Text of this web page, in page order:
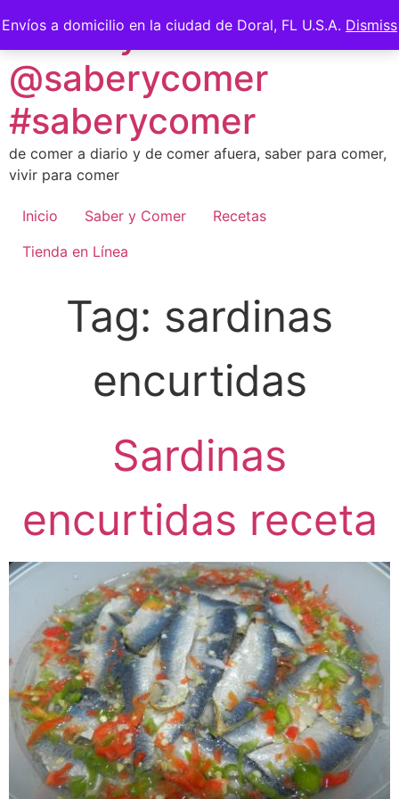
Envíos a domicilio en la ciudad de Doral, FL U.S.A. Dismiss
to
content
Saber y Comer -
@saberycomer
#saberycomer
de comer a diario y de comer afuera, saber para comer,
vivir para comer
Inicio Saber y Comer
Recetas
Tienda en Línea
Tag: sardinas
encurtidas
Sardinas
encurtidas receta